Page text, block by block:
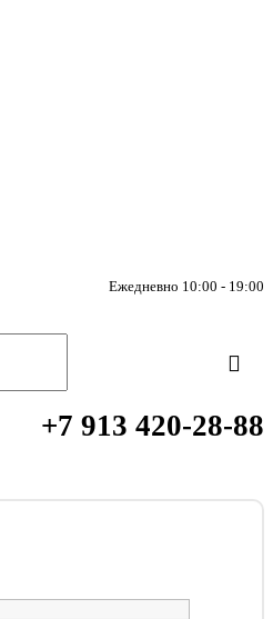
Ежедневно 10:00 - 19:00
+7 913 420-28-88